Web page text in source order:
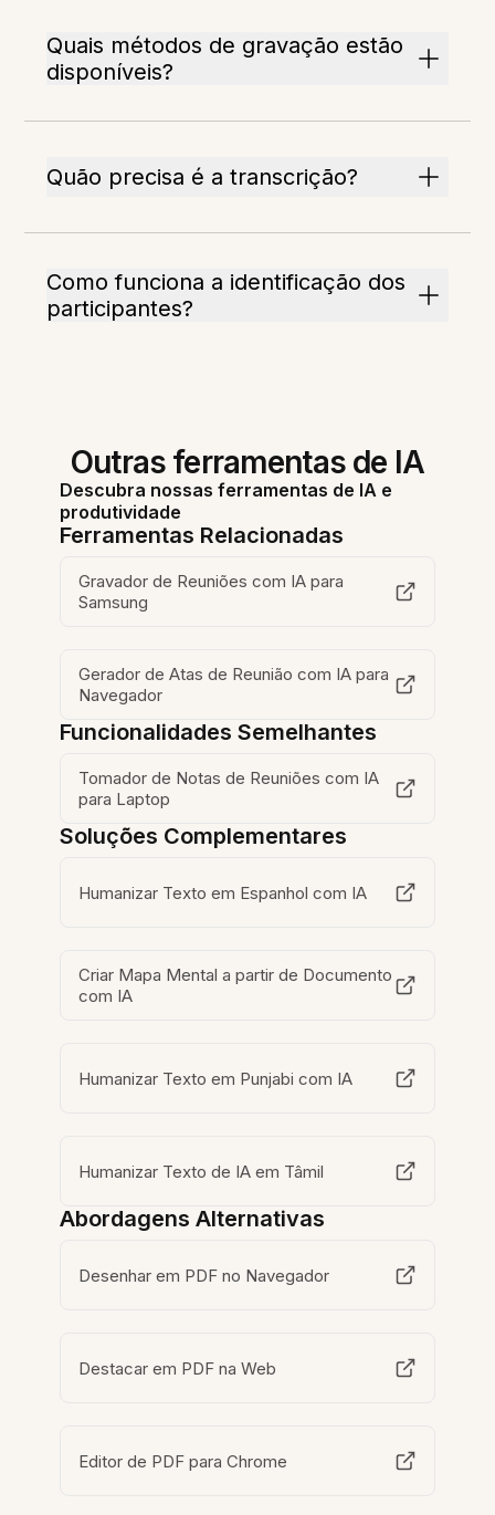
Quais métodos de gravação estão
disponíveis?
Quão precisa é a transcrição?
Como funciona a identificação dos
participantes?
Outras ferramentas de IA
Descubra nossas ferramentas de IA e
produtividade
Ferramentas Relacionadas
Gravador de Reuniões com IA para
Samsung
Gerador de Atas de Reunião com IA para
Navegador
Funcionalidades Semelhantes
Tomador de Notas de Reuniões com IA
para Laptop
Soluções Complementares
Humanizar Texto em Espanhol com IA
Criar Mapa Mental a partir de Documento
com IA
Humanizar Texto em Punjabi com IA
Humanizar Texto de IA em Tâmil
Abordagens Alternativas
Desenhar em PDF no Navegador
Destacar em PDF na Web
Editor de PDF para Chrome